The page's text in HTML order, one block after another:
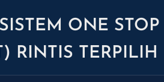
ONE
RINTIS TERPILIH